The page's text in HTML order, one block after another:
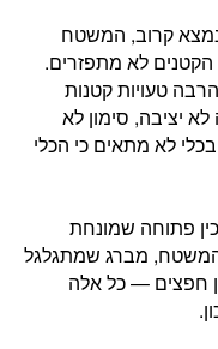
נמצא קרוב, המשטח
הקטנים לא מתפזרים.
טעויות קטנות
יציבה, סימון לא
לא מתאים כי הכלי
פתוחה שמונחת
מברג שמתגלגל
חפצים — כל אלה